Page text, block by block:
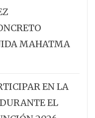
MAHATMA
EN LA
EL